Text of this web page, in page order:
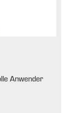
Anwender